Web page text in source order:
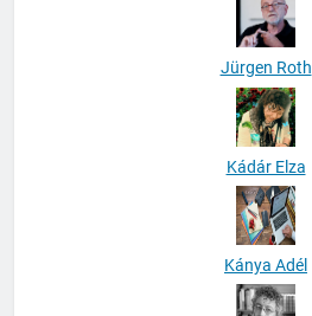
Jürgen Roth
Kádár Elza
Kánya Adél